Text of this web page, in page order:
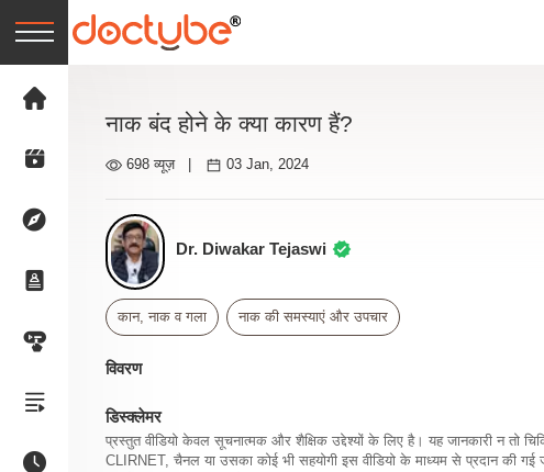
नाक बंद होने के क्या कारण हैं?
698 व्यूज़ 03 Jan, 2024
Dr. Diwakar Tejaswi
कान, नाक व गला नाक की समस्याएं और उपचार
विवरण
डिस्क्लेमर
प्रस्तुत वीडियो केवल सूचनात्मक और शैक्षिक उद्देश्यों के लिए है। यह जानकारी न तो
CLIRNET, चैनल या उसका कोई भी सहयोगी इस वीडियो के माध्यम से प्रदान की गई